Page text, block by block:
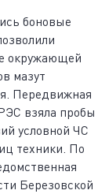
боновые
окружающей
мазут
Передвижная
взяла пробы
условной ЧС
техники. По
Березовской